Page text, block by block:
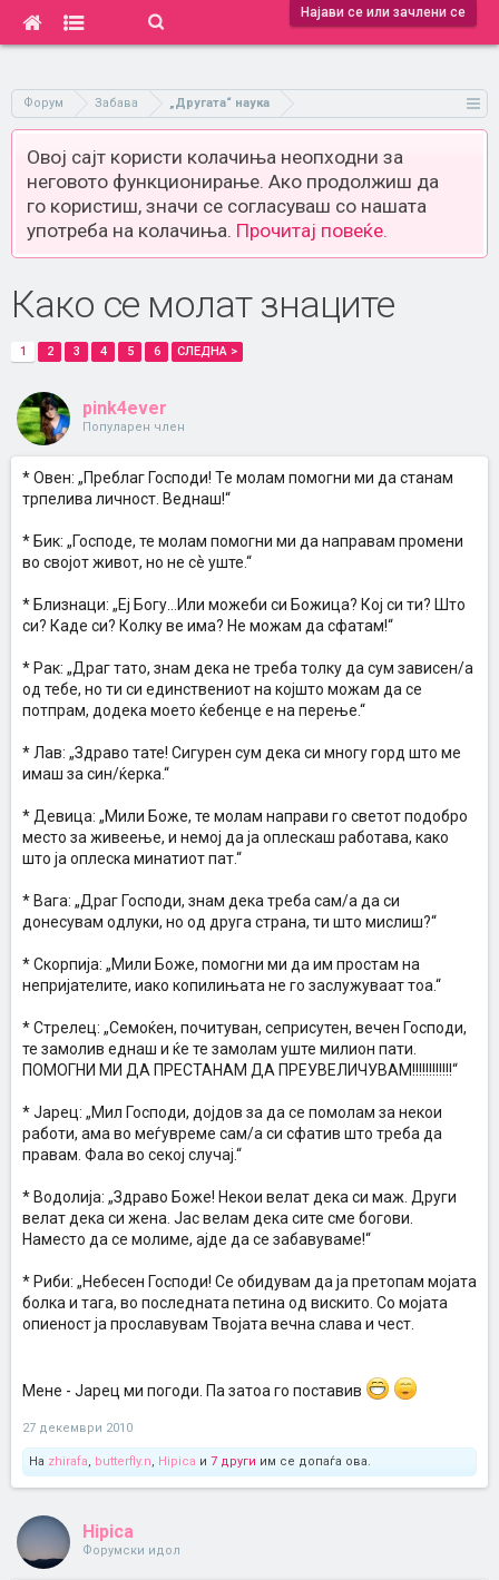
Најави се или зачлени се
Форум Забава „Другата“ наука
Овој сајт користи колачиња неопходни за
неговото функционирање. Ако продолжиш да
го користиш, значи се согласуваш со нашата
употреба на колачиња. Прочитај повеќе.
Како се молат знаците
1 2 3 4 5 6 СЛЕДНА >
pink4ever
Популарен член
* Овен: „Преблаг Господи! Те молам помогни ми да станам
трпелива личност. Веднаш!“
* Бик: „Господе, те молам помогни ми да направам промени
во својот живот, но не сѐ уште.“
* Близнаци: „Еј Богу…Или можеби си Божица? Кој си ти? Што
си? Каде си? Колку ве има? Не можам да сфатам!“
* Рак: „Драг тато, знам дека не треба толку да сум зависен/а
од тебе, но ти си единствениот на којшто можам да се
потпрам, додека моето ќебенце е на перење.“
* Лав: „Здраво тате! Сигурен сум дека си многу горд што ме
имаш за син/ќерка.“
* Девица: „Мили Боже, те молам направи го светот подобро
место за живеење, и немој да ја оплескаш работава, како
што ја оплеска минатиот пат.“
* Вага: „Драг Господи, знам дека треба сам/а да си
донесувам одлуки, но од друга страна, ти што мислиш?“
* Скорпија: „Мили Боже, помогни ми да им простам на
непријателите, иако копилињата не го заслужуваат тоа.“
* Стрелец: „Семоќен, почитуван, сеприсутен, вечен Господи,
те замолив еднаш и ќе те замолам уште милион пати.
ПОМОГНИ МИ ДА ПРЕСТАНАМ ДА ПРЕУВЕЛИЧУВАМ!!!!!!!!!!!!“
* Јарец: „Мил Господи, дојдов за да се помолам за некои
работи, ама во меѓувреме сам/а си сфатив што треба да
правам. Фала во секој случај.“
* Водолија: „Здраво Боже! Некои велат дека си маж. Други
велат дека си жена. Јас велам дека сите сме богови.
Наместо да се молиме, ајде да се забавуваме!“
* Риби: „Небесен Господи! Се обидувам да ја претопам мојата
болка и тага, во последната петина од вискито. Со мојата
опиеност ја прославувам Твојата вечна слава и чест.
Мене - Јарец ми погоди. Па затоа го поставив
27 декември 2010
На zhirafa, butterfly.n, Hipica и 7 други им се допаѓа ова.
Hipica
Форумски идол